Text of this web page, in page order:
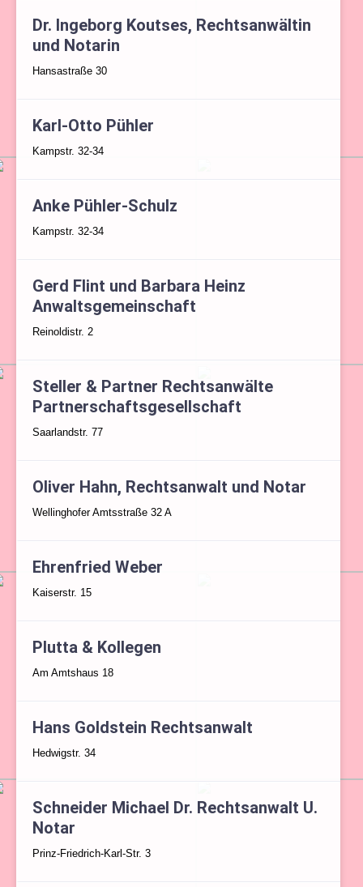
Dr. Ingeborg Koutses, Rechtsanwältin
und Notarin
Hansastraße 30
Karl-Otto Pühler
Kampstr. 32-34
Anke Pühler-Schulz
Kampstr. 32-34
Gerd Flint und Barbara Heinz
Anwaltsgemeinschaft
Reinoldistr. 2
Steller & Partner Rechtsanwälte
Partnerschaftsgesellschaft
Saarlandstr. 77
Oliver Hahn, Rechtsanwalt und Notar
Wellinghofer Amtsstraße 32 A
Ehrenfried Weber
Kaiserstr. 15
Plutta & Kollegen
Am Amtshaus 18
Hans Goldstein Rechtsanwalt
Hedwigstr. 34
Schneider Michael Dr. Rechtsanwalt U.
Notar
Prinz-Friedrich-Karl-Str. 3